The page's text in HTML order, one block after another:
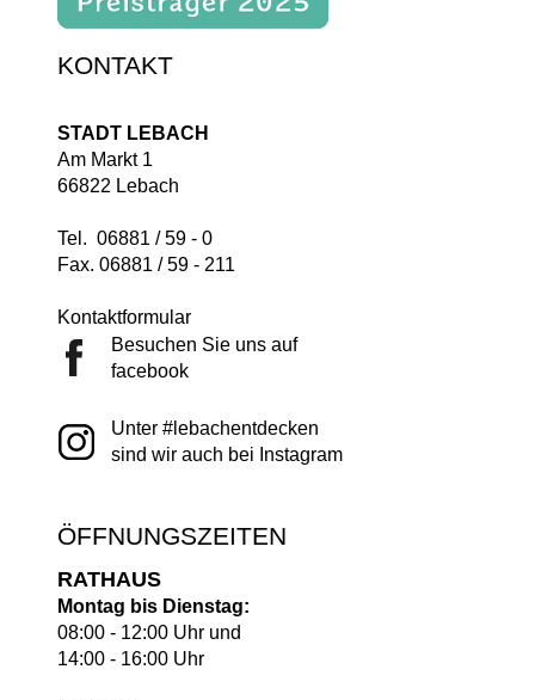
KONTAKT
STADT LEBACH
Am Markt 1
66822 Lebach
Tel. 06881 / 59 - 0
Fax. 06881 / 59 - 211
Kontaktformular
Besuchen Sie uns auf
facebook
Unter #lebachentdecken
sind wir auch bei Instagram
ÖFFNUNGSZEITEN
RATHAUS
Montag bis Dienstag:
08:00 - 12:00 Uhr und
14:00 - 16:00 Uhr